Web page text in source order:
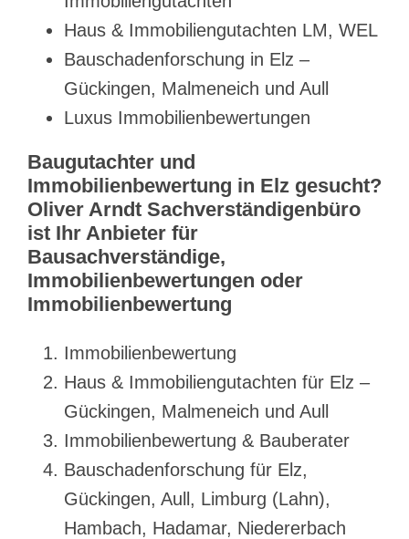
Haus & Immobiliengutachten LM, WEL
Bauschadenforschung in Elz –
Gückingen, Malmeneich und Aull
Luxus Immobilienbewertungen
Baugutachter und
Immobilienbewertung in Elz gesucht?
Oliver Arndt Sachverständigenbüro
ist Ihr Anbieter für
Bausachverständige,
Immobilienbewertungen oder
Immobilienbewertung
Immobilienbewertung
Haus & Immobiliengutachten für Elz –
Gückingen, Malmeneich und Aull
Immobilienbewertung & Bauberater
Bauschadenforschung für Elz,
Gückingen, Aull, Limburg (Lahn),
Hambach, Hadamar, Niedererbach